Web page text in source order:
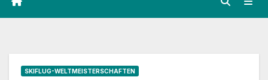
SKIFLUG-WELTMEISTERSCHAFTEN